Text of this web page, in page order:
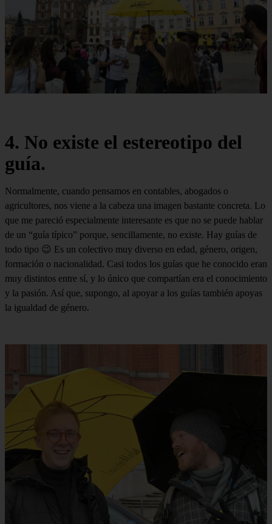
4. No existe el estereotipo del
guía.
Normalmente, cuando pensamos en contables, abogados o
agricultores, nos viene a la cabeza una imagen bastante concreta. Lo
que me pareció especialmente interesante es que no se puede hablar
de un “guía típico” porque, sencillamente, no existe. Hay guías de
todo tipo 😉 Es un colectivo muy diverso en edad, género, origen,
formación o nacionalidad. Casi todos los guías que he conocido eran
muy distintos entre sí, y lo único que compartían era el conocimiento
y la pasión. Así que, supongo, al apoyar a los guías también apoyas
la igualdad de género.